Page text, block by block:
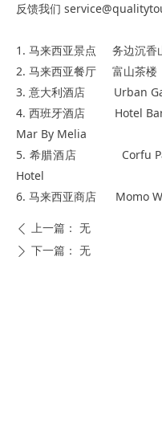
反馈我们
1. 马来西亚景点 务边沉香
2. 马来西亚餐厅 富山茶楼
3. 意大利酒店 Urban
4. 西班牙酒店 Hotel
Mar By Melia
5. 希腊酒店 Corfu
Hotel
6. 马来西亚商店 Momo
ꄴ 上一篇： 无
ꄲ 下一篇： 无